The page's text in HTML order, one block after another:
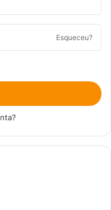
Esqueceu?